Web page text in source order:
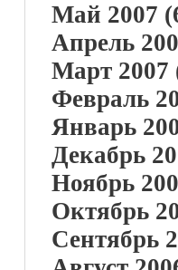
Май 2007
Апрель
Март 2007
Февраль
Январь
Декабрь
Ноябрь
Октябрь
Сентябрь